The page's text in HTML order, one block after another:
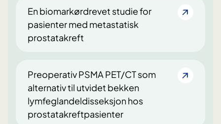
En biomarkørdrevet studie for
pasienter med metastatisk
prostatakreft
Preoperativ PSMA PET/CT som
alternativ til utvidet bekken
lymfeglandeldisseksjon hos
prostatakreftpasienter